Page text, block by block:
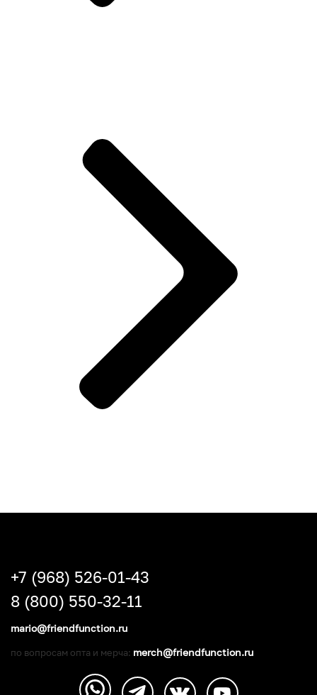
+7 (968) 526-01-43
8 (800) 550-32-11
mario@friendfunction.ru
по вопросам опта и мерча: merch@friendfunction.ru